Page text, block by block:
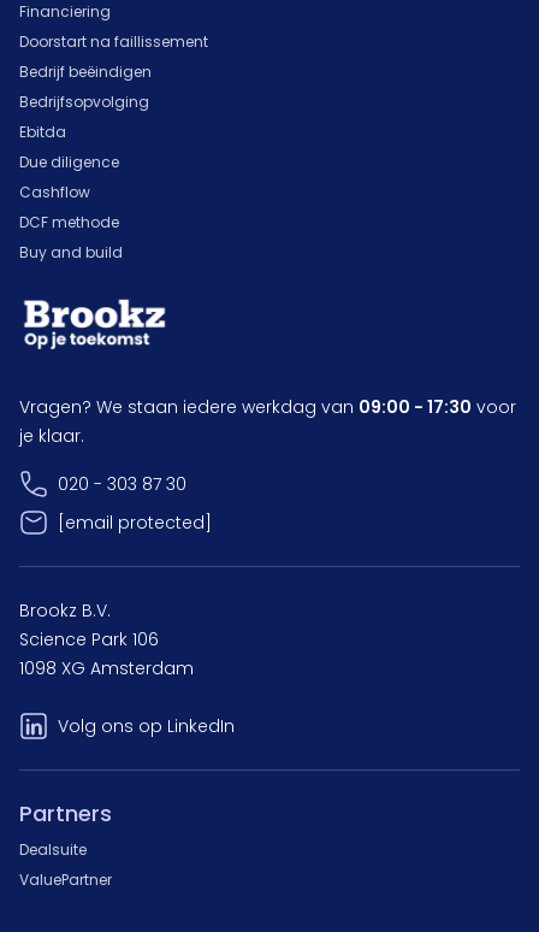
Financiering
Doorstart na faillissement
Bedrijf beëindigen
Bedrijfsopvolging
Ebitda
Due diligence
Cashflow
DCF methode
Buy and build
Vragen? We staan iedere werkdag van 09:00 - 17:30 voor
je klaar.
020 - 303 87 30
[email protected]
Brookz B.V.
Science Park 106
1098 XG Amsterdam
Volg ons op LinkedIn
Partners
Dealsuite
ValuePartner